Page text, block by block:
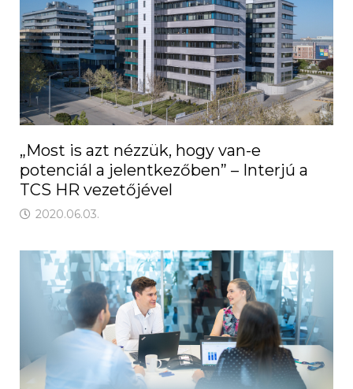
„Most is azt nézzük, hogy van-e
potenciál a jelentkezőben” – Interjú a
TCS HR vezetőjével
2020.06.03.